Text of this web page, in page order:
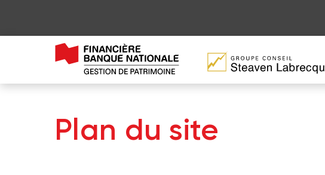
Plan du site